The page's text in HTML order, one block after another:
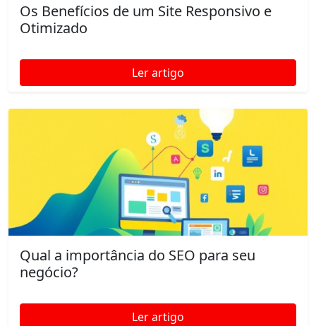
Os Benefícios de um Site Responsivo e
Otimizado
Ler artigo
Qual a importância do SEO para seu
negócio?
Ler artigo